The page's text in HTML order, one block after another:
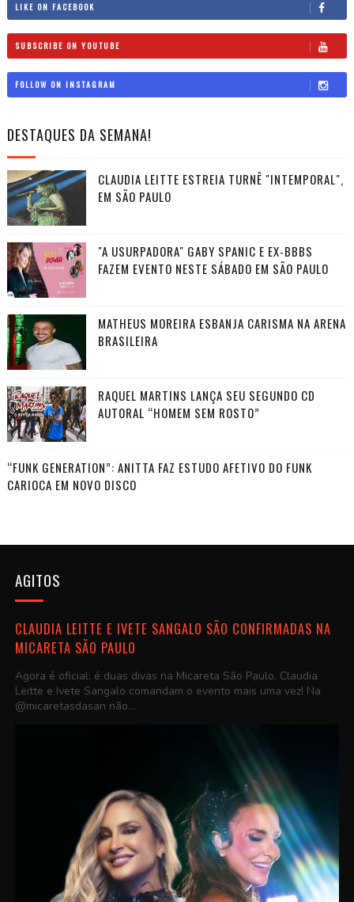
LIKE ON FACEBOOK
SUBSCRIBE ON YOUTUBE
FOLLOW ON INSTAGRAM
DESTAQUES DA SEMANA!
CLAUDIA LEITTE ESTREIA TURNÊ "INTEMPORAL",
EM SÃO PAULO
"A USURPADORA" GABY SPANIC E EX-BBBS
FAZEM EVENTO NESTE SÁBADO EM SÃO PAULO
MATHEUS MOREIRA ESBANJA CARISMA NA ARENA
BRASILEIRA
RAQUEL MARTINS LANÇA SEU SEGUNDO CD
AUTORAL “HOMEM SEM ROSTO”
“FUNK GENERATION”: ANITTA FAZ ESTUDO AFETIVO DO FUNK
CARIOCA EM NOVO DISCO
AGITOS
CLAUDIA LEITTE E IVETE SANGALO SÃO CONFIRMADAS NA
MICARETA SÃO PAULO
Agora é oficial: é duas divas na Micareta São Paulo. Claudia
Leitte e Ivete Sangalo comandam o evento mais uma vez! Na
@micaretasdasan não...